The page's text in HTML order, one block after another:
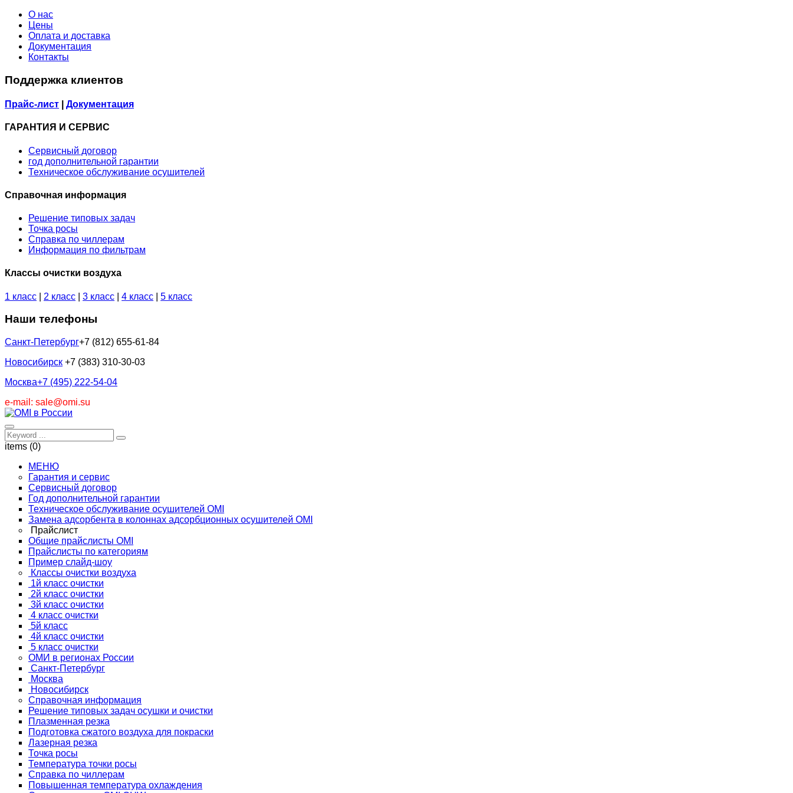
О нас
Цены
Оплата и доставка
Документация
Контакты
Поддержка клиентов
Прайс-лист Документация
ГАРАНТИЯ И СЕРВИС
Сервисный договор
год дополнительной гарантии
Техническое обслуживание осушителей
Справочная информация
Решение типовых задач
Точка росы
Справка по чиллерам
Информация по фильтрам
Классы очистки воздуха
1 класс 2 класс 3 класс 4 класс 5 класс
Наши телефоны
Санкт-Петербург+7 (812) 655-61-84
Новосибирск +7 (383) 310-30-03
Москва+7 (495) 222-54-04
e-mail: sale@omi.su
items (0)
МЕНЮ
Гарантия и сервис
Сервисный договор
Год дополнительной гарантии
Техническое обслуживание осушителей OMI
Замена адсорбента в колоннах адсорбционных осушителей OMI
Прайслист
Общие прайслисты OMI
Прайслисты по категориям
Пример слайд-шоу
Классы очистки воздуха
1й класс очистки
2й класс очистки
3й класс очистки
4 класс очистки
5й класс
4й класс очистки
5 класс очистки
ОМИ в регионах России
Санкт-Петербург
Москва
Новосибирск
Справочная информация
Решение типовых задач осушки и очистки
Плазменная резка
Подготовка сжатого воздуха для покраски
Лазерная резка
Точка росы
Температура точки росы
Справка по чиллерам
Повышенная температура охлаждения